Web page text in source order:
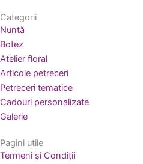
Categorii
Nuntă
Botez
Atelier floral
Articole petreceri
Petreceri tematice
Cadouri personalizate
Galerie
Pagini utile
Termeni și Condiții